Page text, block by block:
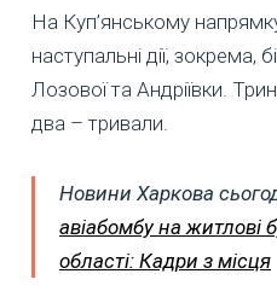
На Куп’янському
наступальні дії, зокрема,
Лозової та Андріївки.
два – тривали.
Новини Харкова
авіабомбу на житлові
області: Кадри з місця